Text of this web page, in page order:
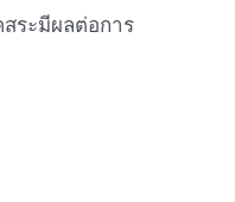
ระมีผลต่อการ